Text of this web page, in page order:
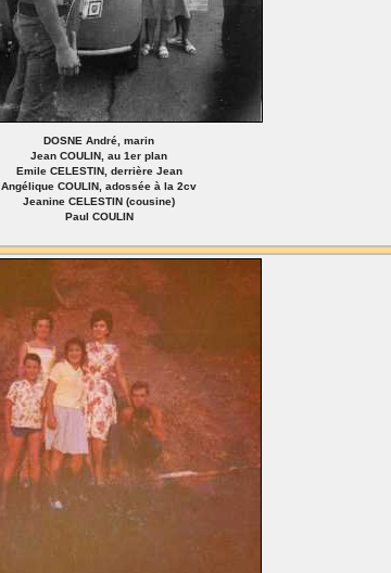
DOSNE André, marin
Jean COULIN, au 1er plan
Emile CELESTIN, derrière Jean
Angélique COULIN, adossée à la 2cv
Jeanine CELESTIN (cousine)
Paul COULIN